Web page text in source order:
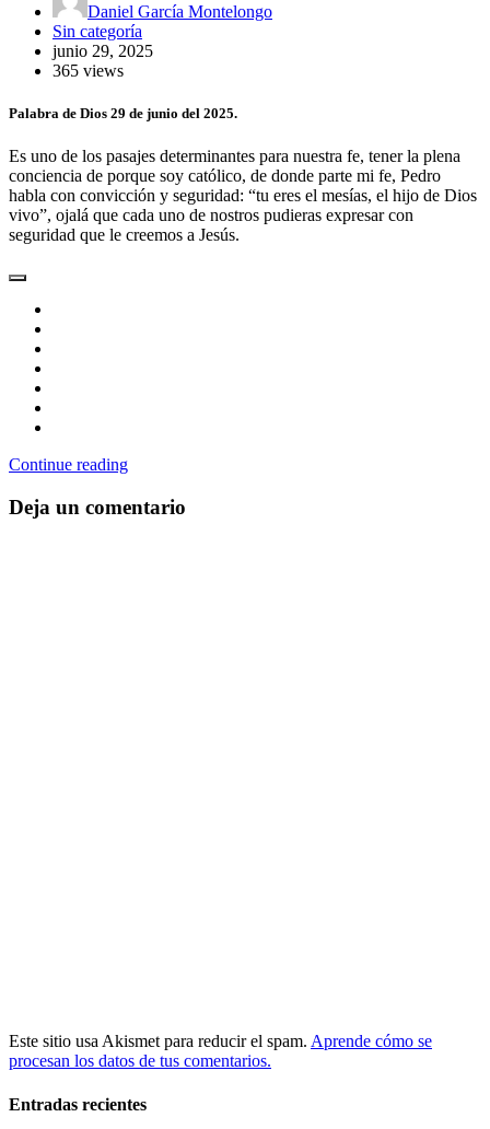
Daniel García Montelongo
Sin categoría
junio 29, 2025
365 views
Palabra de Dios 29 de junio del 2025.
Es uno de los pasajes determinantes para nuestra fe, tener la plena
conciencia de porque soy católico, de donde parte mi fe, Pedro
habla con convicción y seguridad: “tu eres el mesías, el hijo de Dios
vivo”, ojalá que cada uno de nostros pudieras expresar con
seguridad que le creemos a Jesús.
Continue reading
Deja un comentario
Este sitio usa Akismet para reducir el spam. Aprende cómo se
procesan los datos de tus comentarios.
Entradas recientes